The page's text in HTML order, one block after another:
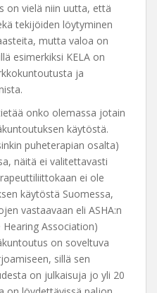
on vielä niin uutta, että
tekijöiden löytyminen
mutta valoa on
esimerkiksi KELA on
ja
onko olemassa jotain
käytöstä.
puheterapian osalta)
näitä ei valitettavasti
ei ole
käytöstä Suomessa,
vastaavaan eli ASHA:n
Hearing Association)
on soveltuva
sillä sen
on julkaisuja jo yli 20